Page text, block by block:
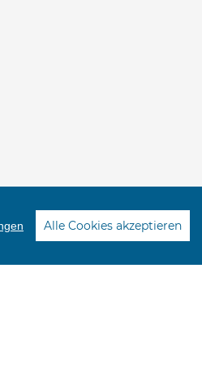
Alle Cookies akzeptieren